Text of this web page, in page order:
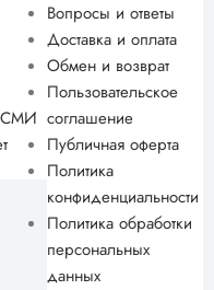
СМИ
Вопросы и ответы
Доставка и оплата
Обмен и возврат
Пользовательское
соглашение
Публичная оферта
Политика
конфиденциальности
Политика обработки
персональных
данных